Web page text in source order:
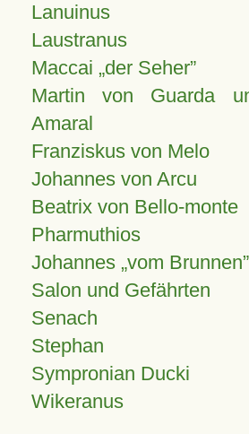
Lanuinus
Laustranus
Maccai „der Seher”
Martin von Guarda
Amaral
Franziskus von Melo
Johannes von Arcu
Beatrix von Bello-monte
Pharmuthios
Johannes vom Brunnen
Salon und Gefährten
Senach
Stephan
Sympronian Ducki
Wikeranus